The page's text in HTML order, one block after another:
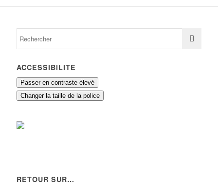
ACCESSIBILITÉ
Passer en contraste élevé
Changer la taille de la police
RETOUR SUR…